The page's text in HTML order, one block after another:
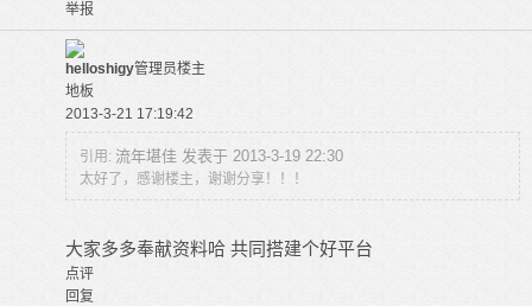
举报
helloshigy管理员楼主
地板
2013-3-21 17:19:42
引用: 流年堪佳 发表于 2013-3-19 22:30
太好了，感谢楼主，谢谢分享！！！
大家多多奉献资料哈 共同搭建个好平台
点评
回复